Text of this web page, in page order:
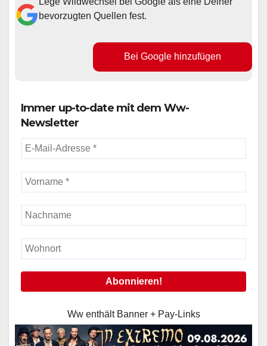
bevorzugten Quellen fest.
Bei Google hinzufügen
Immer up-to-date mit dem Ww-
Newsletter
Ww enthält Banner + Pay-Links